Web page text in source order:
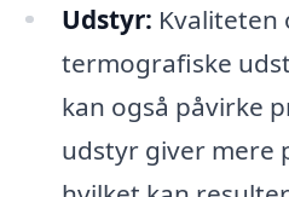
Udstyr: Kvaliteten
termografiske
kan også påvirke
udstyr giver mere